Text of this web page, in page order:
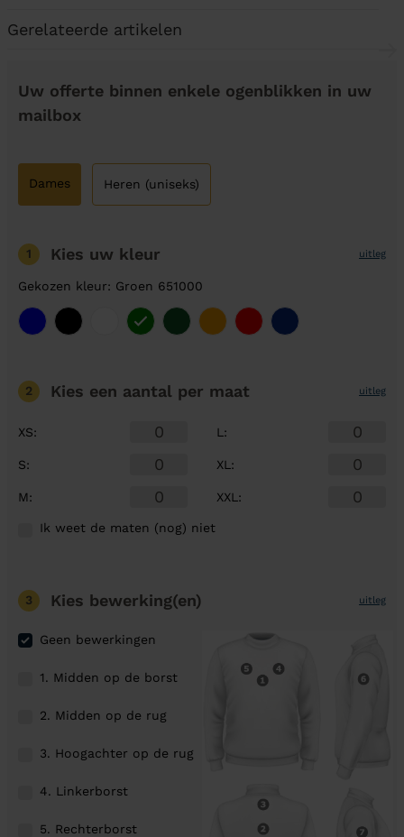
Gerelateerde artikelen
Uw offerte binnen enkele ogenblikken in uw
mailbox
Dames Heren (uniseks)
1 Kies uw kleur uitleg
Gekozen kleur: Groen 651000
2 Kies een aantal per maat uitleg
XS:
S:
M:
L :
XL :
XXL :
Ik weet de maten (nog) niet
3 Kies bewerking(en) uitleg
Geen bewerkingen
1. Midden op de borst
2. Midden op de rug
3. Hoogachter op de rug
4. Linkerborst
5. Rechterborst